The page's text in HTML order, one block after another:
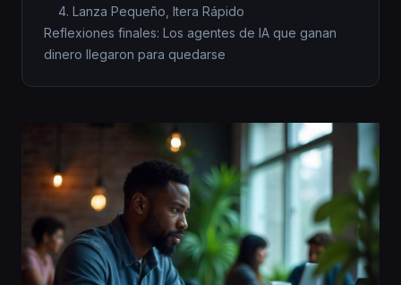
4. Lanza Pequeño, Itera Rápido
Reflexiones finales: Los agentes de IA que ganan
dinero llegaron para quedarse